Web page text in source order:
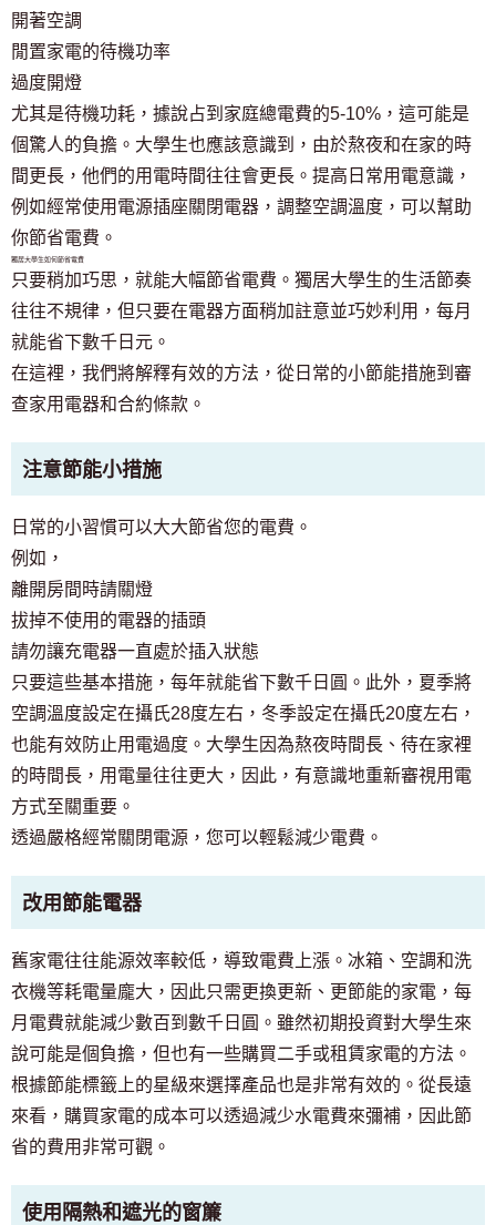
開著空調
閒置家電的待機功率
過度開燈
尤其是待機功耗，據說占到家庭總電費的5-10%，這可能是
個驚人的負擔。大學生也應該意識到，由於熬夜和在家的時
間更長，他們的用電時間往往會更長。提高日常用電意識，
例如經常使用電源插座關閉電器，調整空調溫度，可以幫助
你節省電費。
獨居大學生如何節省電費
只要稍加巧思，就能大幅節省電費。獨居大學生的生活節奏
往往不規律，但只要在電器方面稍加註意並巧妙利用，每月
就能省下數千日元。
在這裡，我們將解釋有效的方法，從日常的小節能措施到審
查家用電器和合約條款。
注意節能小措施
日常的小習慣可以大大節省您的電費。
例如，
離開房間時請關燈
拔掉不使用的電器的插頭
請勿讓充電器一直處於插入狀態
只要這些基本措施，每年就能省下數千日圓。此外，夏季將
空調溫度設定在攝氏28度左右，冬季設定在攝氏20度左右，
也能有效防止用電過度。大學生因為熬夜時間長、待在家裡
的時間長，用電量往往更大，因此，有意識地重新審視用電
方式至關重要。
透過嚴格經常關閉電源，您可以輕鬆減少電費。
改用節能電器
舊家電往往能源效率較低，導致電費上漲。冰箱、空調和洗
衣機等耗電量龐大，因此只需更換更新、更節能的家電，每
月電費就能減少數百到數千日圓。雖然初期投資對大學生來
說可能是個負擔，但也有一些購買二手或租賃家電的方法。
根據節能標籤上的星級來選擇產品也是非常有效的。從長遠
來看，購買家電的成本可以透過減少水電費來彌補，因此節
省的費用非常可觀。
使用隔熱和遮光的窗簾03-6712-4346